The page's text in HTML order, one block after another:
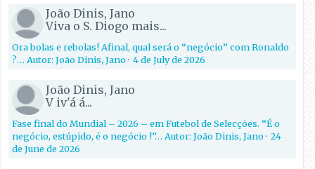
João Dinis, Jano
Viva o S. Diogo mais...
Ora bolas e rebolas! Afinal, qual será o “negócio” com Ronaldo
?… Autor: João Dinis, Jano·4 de July de 2026
João Dinis, Jano
V iv'á á...
Fase final do Mundial – 2026 – em Futebol de Selecções. “É o
negócio, estúpido, é o negócio !”… Autor: João Dinis, Jano·24
de June de 2026